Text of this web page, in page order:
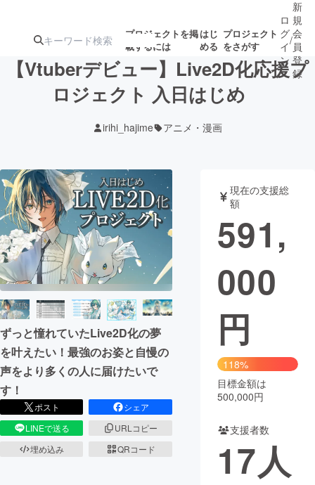
プロジェクトを掲
載するには
はじ
める
プロジェクト
をさがす
ジェクト
ロジェクト
アート・写真 音楽
テクノロジー・ガジェット ゲーム・サ
映像・映画
ビジネス・起業
まちづくり・地域活性化
CAMPFIRE Creation
CAMPFIREふるさと納税
コミュニティ
ロ
グ
イ
ン
/
新
規
会
員
登
録
【Vtuberデビュー】Live2D化応援プ
ロジェクト 入日はじめ
irihi_hajime アニメ・漫画
ずっと憧れていたLive2D化の夢
を叶えたい！最強のお姿と自慢の
声をより多くの人に届けたいで
す！
ポスト
シェア
LINEで送る
URLコピー
埋め込み
QRコード
現在の支援総
額
591,
000
円
118%
目標金額は
500,000円
支援者数
17人